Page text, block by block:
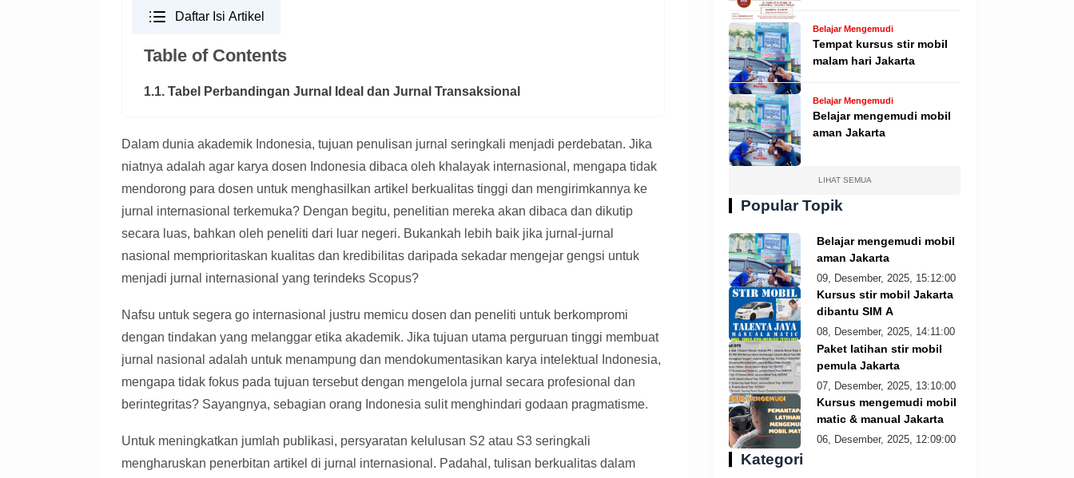
Daftar Isi Artikel
Table of Contents
1.1. Tabel Perbandingan Jurnal Ideal dan Jurnal Transaksional
Dalam dunia akademik Indonesia, tujuan penulisan jurnal seringkali menjadi perdebatan. Jika
niatnya adalah agar karya dosen Indonesia dibaca oleh khalayak internasional, mengapa tidak
mendorong para dosen untuk menghasilkan artikel berkualitas tinggi dan mengirimkannya ke
jurnal internasional terkemuka? Dengan begitu, penelitian mereka akan dibaca dan dikutip
secara luas, bahkan oleh peneliti dari luar negeri. Bukankah lebih baik jika jurnal-jurnal
nasional memprioritaskan kualitas dan kredibilitas daripada sekadar mengejar gengsi untuk
menjadi jurnal internasional yang terindeks Scopus?
Nafsu untuk segera go internasional justru memicu dosen dan peneliti untuk berkompromi
dengan tindakan yang melanggar etika akademik. Jika tujuan utama perguruan tinggi membuat
jurnal nasional adalah untuk menampung dan mendokumentasikan karya intelektual Indonesia,
mengapa tidak fokus pada tujuan tersebut dengan mengelola jurnal secara profesional dan
berintegritas? Sayangnya, sebagian orang Indonesia sulit menghindari godaan pragmatisme.
Untuk meningkatkan jumlah publikasi, persyaratan kelulusan S2 atau S3 seringkali
mengharuskan penerbitan artikel di jurnal internasional. Padahal, tulisan berkualitas dalam
Belajar Mengemudi
Tempat kursus stir mobil
malam hari Jakarta
Belajar Mengemudi
Belajar mengemudi mobil
aman Jakarta
LIHAT SEMUA
Popular Topik
Belajar mengemudi mobil
aman Jakarta
09, Desember, 2025, 15:12:00
Kursus stir mobil Jakarta
dibantu SIM A
08, Desember, 2025, 14:11:00
Paket latihan stir mobil
pemula Jakarta
07, Desember, 2025, 13:10:00
Kursus mengemudi mobil
matic & manual Jakarta
06, Desember, 2025, 12:09:00
Kategori